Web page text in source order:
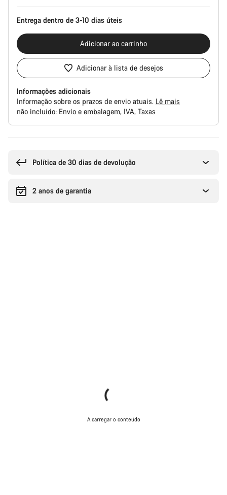
Entrega dentro de 3-10 dias úteis
Adicionar ao carrinho
Adicionar à lista de desejos
Informações adicionais
Informação sobre os prazos de envio atuais. Lê mais
não incluído: Envio e embalagem IVA Taxas
compra
Política de 30 dias de devolução
2 anos de garantia
A carregar o conteúdo